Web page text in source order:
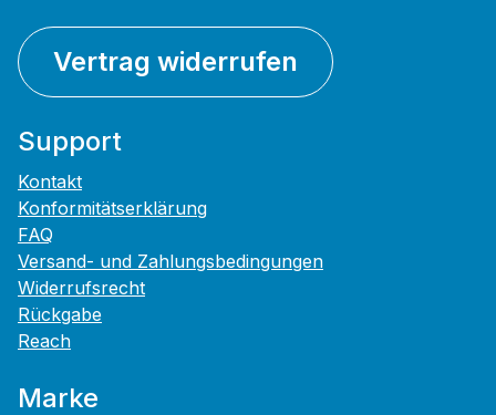
Vertrag widerrufen
Support
Kontakt
Konformitätserklärung
FAQ
Versand- und Zahlungsbedingungen
Widerrufsrecht
Rückgabe
Reach
Marke